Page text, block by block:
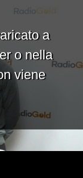
a
o nella
viene